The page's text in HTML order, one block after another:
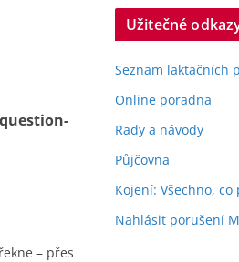
– přes
Užitečné
Seznam laktačních
Online poradna
Rady a návody
Půjčovna
Kojení: Všechno,
Nahlásit porušení